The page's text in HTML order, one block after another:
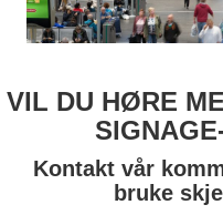
VIL DU HØRE
Kontakt vår
bruke